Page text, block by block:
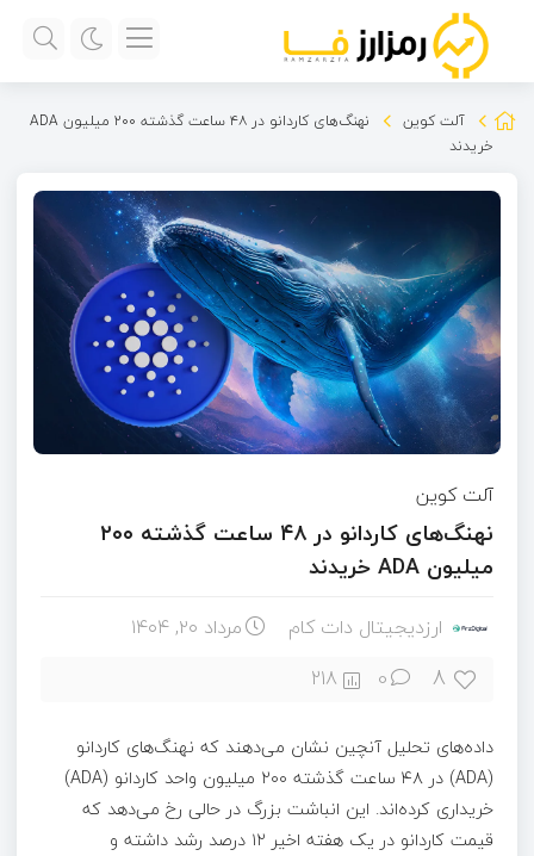
آلت کوین
نهنگ‌های کاردانو در ۴۸ ساعت گذشته ۲۰۰ میلیون ADA
خریدند
آلت کوین
نهنگ‌های کاردانو در ۴۸ ساعت گذشته ۲۰۰
میلیون ADA خریدند
ارزدیجیتال دات کام مرداد ۲۰, ۱۴۰۴
8
0
218
داده‌های تحلیل آنچین نشان می‌دهند که نهنگ‌های کاردانو
(ADA) در ۴۸ ساعت گذشته ۲۰۰ میلیون واحد کاردانو (ADA)
خریداری کرده‌اند. این انباشت بزرگ در حالی رخ می‌دهد که
قیمت کاردانو در یک هفته اخیر ۱۲ درصد رشد داشته و